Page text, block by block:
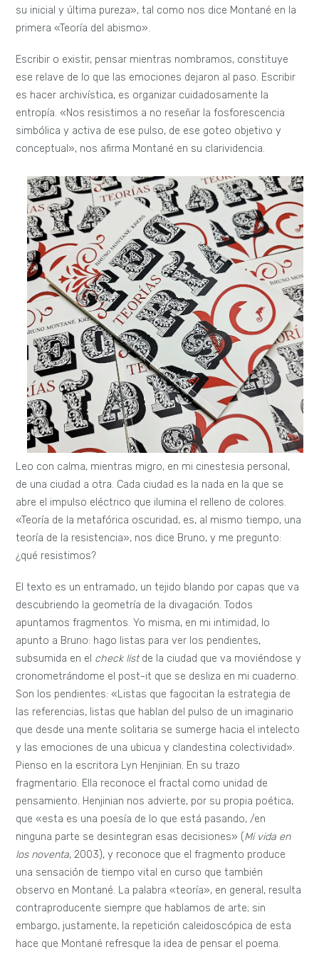
su inicial y última pureza», tal como nos dice Montané en la
primera «Teoría del abismo».
Escribir o existir, pensar mientras nombramos, constituye
ese relave de lo que las emociones dejaron al paso. Escribir
es hacer archivística, es organizar cuidadosamente la
entropía. «Nos resistimos a no reseñar la fosforescencia
simbólica y activa de ese pulso, de ese goteo objetivo y
conceptual», nos afirma Montané en su clarividencia.
Leo con calma, mientras migro, en mi cinestesia personal,
de una ciudad a otra. Cada ciudad es la nada en la que se
abre el impulso eléctrico que ilumina el relleno de colores.
«Teoría de la metafórica oscuridad, es, al mismo tiempo, una
teoría de la resistencia», nos dice Bruno, y me pregunto:
¿qué resistimos?
El texto es un entramado, un tejido blando por capas que va
descubriendo la geometría de la divagación. Todos
apuntamos fragmentos. Yo misma, en mi intimidad, lo
apunto a Bruno: hago listas para ver los pendientes,
subsumida en el check listde la ciudad que va moviéndose y
cronometrándome el post-it que se desliza en mi cuaderno.
Son los pendientes: «Listas que fagocitan la estrategia de
las referencias, listas que hablan del pulso de un imaginario
que desde una mente solitaria se sumerge hacia el intelecto
y las emociones de una ubicua y clandestina colectividad».
Pienso en la escritora Lyn Henjinian. En su trazo
fragmentario. Ella reconoce el fractal como unidad de
pensamiento. Henjinian nos advierte, por su propia poética,
que «esta es una poesía de lo que está pasando, /en
ninguna parte se desintegran esas decisiones» (Mi vida en
los noventa, 2003), y reconoce que el fragmento produce
una sensación de tiempo vital en curso que también
observo en Montané. La palabra «teoría», en general, resulta
contraproducente siempre que hablamos de arte; sin
embargo, justamente, la repetición caleidoscópica de esta
hace que Montané refresque la idea de pensar el poema.